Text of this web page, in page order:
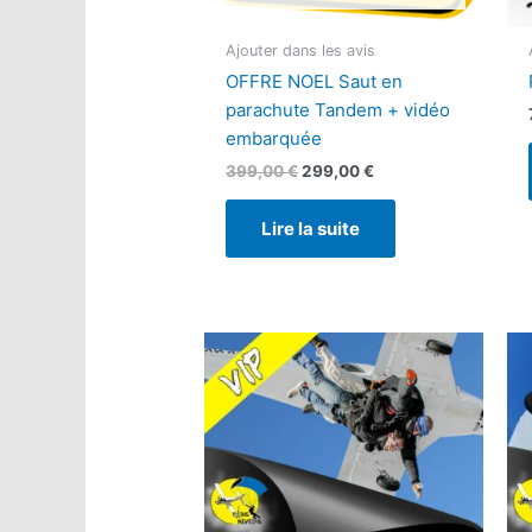
Ajouter dans les avis
OFFRE NOEL Saut en
parachute Tandem + vidéo
embarquée
399,00€Le
était :
299,00€Le
299,00 €.
Lire la suite